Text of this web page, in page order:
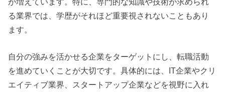
る業界では、学歴がそれほど重要視されないこともあり
ます。
自分の強みを活かせる企業をターゲットにし、転職活動
を進めていくことが大切です。具体的には、IT企業やクリ
エイティブ業界、スタートアップ企業などを視野に入れ